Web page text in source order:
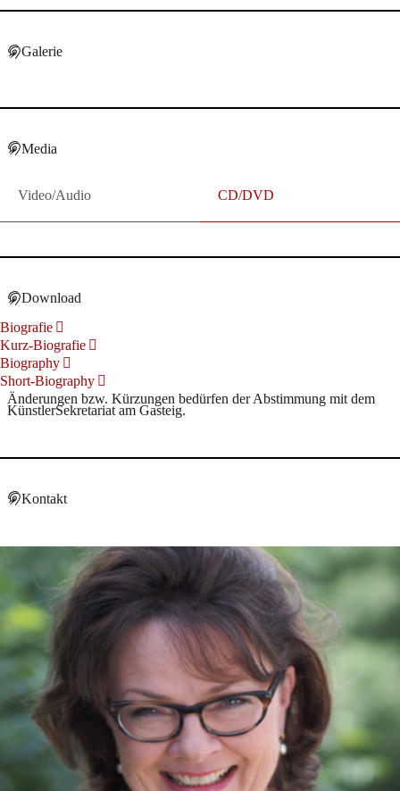
Galerie
Media
Video/Audio CD/DVD
Download
Biografie
Kurz-Biografie
Biography
Short-Biography
Änderungen bzw. Kürzungen bedürfen der Abstimmung mit dem
KünstlerSekretariat am Gasteig.
Kontakt